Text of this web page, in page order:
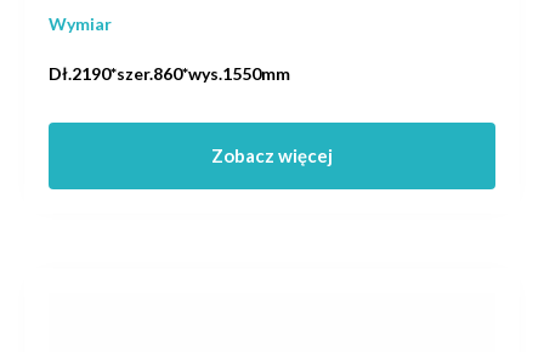
Wymiar
Dł.2190*szer.860*wys.1550mm
Zobacz więcej